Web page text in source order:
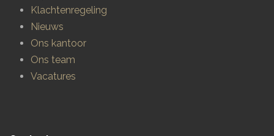
Klachtenregeling
Nieuws
Ons kantoor
Ons team
Vacatures